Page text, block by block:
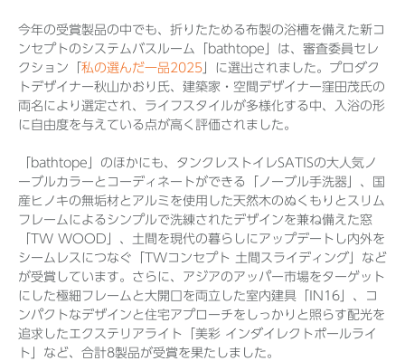
製品ニュースアーカイブ
今年の受賞製品の中でも、折りたためる布製の浴槽を備えた新コ
ンセプトのシステムバスルーム「bathtope」は、審査委員セレ
クション「 私の選んだ一品2025 」に選出されました。プロダク
トデザイナー秋山かおり氏、建築家・空間デザイナー窪田茂氏の
両名により選定され、ライフスタイルが多様化する中、入浴の形
に自由度を与えている点が高く評価されました。
「bathtope」のほかにも、タンクレストイレSATISの大人気ノ
ーブルカラーとコーディネートができる「ノーブル手洗器」、国
産ヒノキの無垢材とアルミを使用した天然木のぬくもりとスリム
フレームによるシンプルで洗練されたデザインを兼ね備えた窓
「TW WOOD」、土間を現代の暮らしにアップデートし内外を
シームレスにつなぐ「TWコンセプト 土間スライディング」など
が受賞しています。さらに、アジアのアッパー市場をターゲット
にした極細フレームと大開口を両立した室内建具「IN16」、コ
ンパクトなデザインと住宅アプローチをしっかりと照らす配光を
追求したエクステリアライト「美彩 インダイレクトポールライ
ト」など、合計8製品が受賞を果たしました。